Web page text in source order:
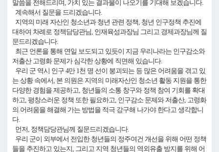
말씀을 전해드리며, 가치 있는 결과물이 나오기를 기대해 보겠습니다.
계속해서 질문을 드리겠습니다.
지역의 미래 자산인 청소년과 청년 관련 정책, 청년 인구정책 추진에
대하여 차례로 정책담당관님, 인재육성과장님 그리고 경제과장님께 질
문드리겠습니다.
최근 언론을 통해 연일 보도되고 있듯이 지금 우리나라는 인구감소와
저출산 고령화 문제가 심각한 상황에 직면해 있습니다.
우리 군 역시 인구 4만 1천 명 선이 붕괴되는 등 많은 어려움을 겪고 있
는 상황 속에서, 본 의원은 지역의 미래자산인 청소년 활동 지원을 통한
다양한 경험을 제공하고, 청년들의 소통 창구와 정책 참여 기회를 확대
하고, 평창스러운 정책 또한 필요하고, 인구감소 문제와 저출산, 고령화
의 어려움을 해결해 가는 방법을 적극 강구해 나가야 한다고 생각합니
다.
먼저, 정책담당관님께 질문드리겠습니다.
우리 군이 외부에서 전입한 청년들의 정주여건 개선을 위해 어떤 정책
들을 추진하고 있는지, 그리고 지역 청년들의 역외유출 방지를 위해 어